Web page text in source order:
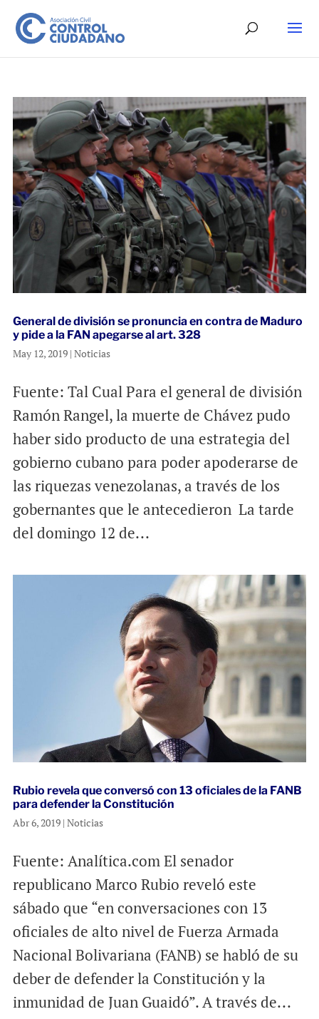
General de división se pronuncia en contra de Maduro
y pide a la FAN apegarse al art. 328
May 12, 2019| Noticias
Fuente: Tal Cual Para el general de división
Ramón Rangel, la muerte de Chávez pudo
haber sido producto de una estrategia del
gobierno cubano para poder apoderarse de
las riquezas venezolanas, a través de los
gobernantes que le antecedieron La tarde
del domingo 12 de...
Rubio revela que conversó con 13 oficiales de la FANB
para defender la Constitución
Abr 6, 2019| Noticias
Fuente: Analítica.com El senador
republicano Marco Rubio reveló este
sábado que “en conversaciones con 13
oficiales de alto nivel de Fuerza Armada
Nacional Bolivariana (FANB) se habló de su
deber de defender la Constitución y la
inmunidad de Juan Guaidó”. A través de...